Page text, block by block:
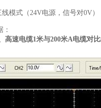
模式（24V电源，信号对0V）
高速电缆1米与200米A电缆对